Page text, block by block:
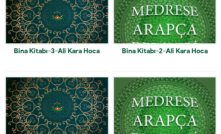
Bina Kitabı-3-Ali Kara Hoca Bina Kitabı-2-Ali Kara Hoca